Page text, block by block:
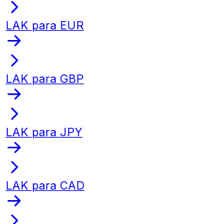
LAK para EUR
LAK para GBP
LAK para JPY
LAK para CAD